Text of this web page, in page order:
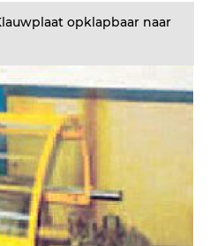
opklapbaar naar